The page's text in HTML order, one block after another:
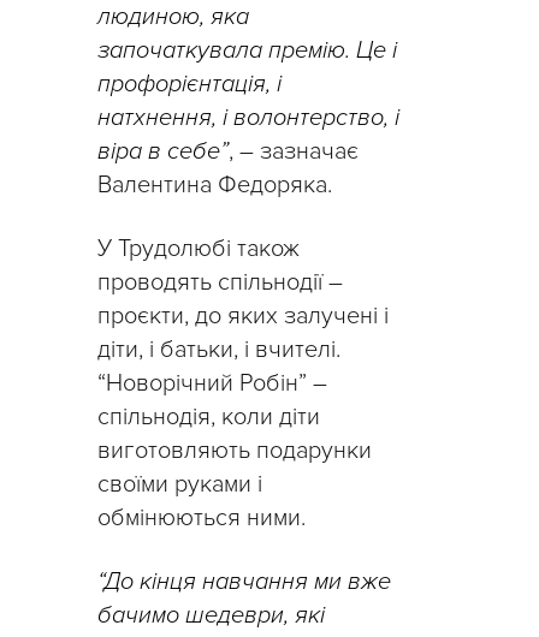
людиною, яка
започаткувала премію. Це і
профорієнтація, і
натхнення, і волонтерство, і
віра в себе”, – зазначає
Валентина Федоряка.
У Трудолюбі також
проводять спільнодії –
проєкти, до яких залучені і
діти, і батьки, і вчителі.
“Новорічний Робін” –
спільнодія, коли діти
виготовляють подарунки
своїми руками і
обмінюються ними.
“До кінця навчання ми вже
бачимо шедеври, які